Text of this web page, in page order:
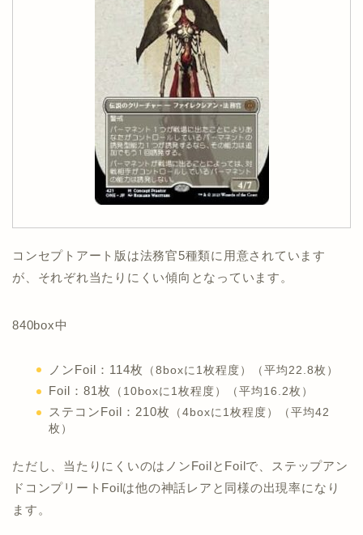
コンセプトアート版は法務官5種類に用意されています
が、それぞれ当たりにくい傾向となっています。
840box中
ノンFoil：114枚 （8boxに1枚程度）（平均22.8枚）
Foil：81枚 （10boxに1枚程度）（平均16.2枚）
ステコンFoil：210枚
（4boxに1枚程度）（平均42
枚）
ただし、当たりにくいのはノンFoilとFoilで、ステップアン
ドコンプリートFoilは他の神話レアと同様の出現率になり
ます。